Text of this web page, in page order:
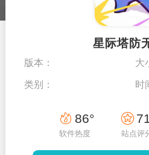
星际塔防
版本： 大
类别： 时
86°
软件热度 站点评